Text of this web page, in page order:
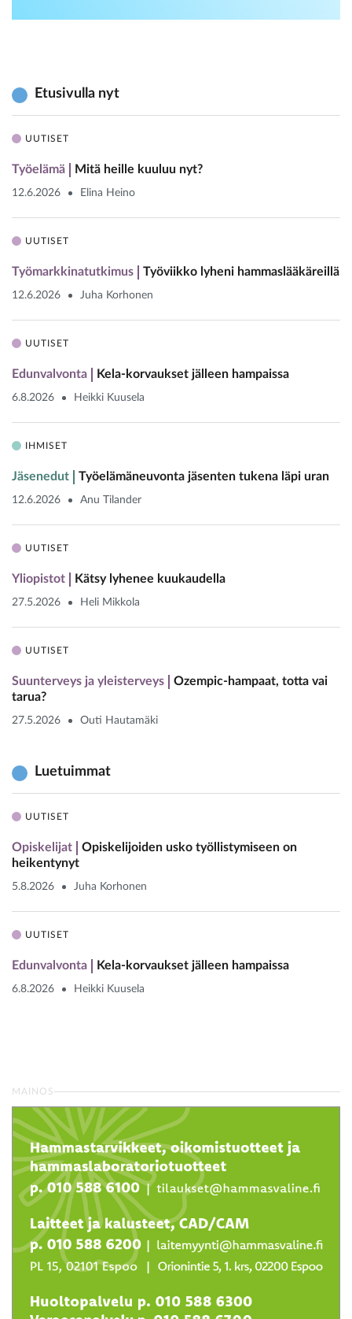
Etusivulla nyt
UUTISET
Työelämä Mitä heille kuuluu nyt?
12.6.2026 Elina Heino
UUTISET
Työmarkkinatutkimus Työviikko lyheni hammaslääkäreillä
12.6.2026 Juha Korhonen
UUTISET
Edunvalvonta Kela-korvaukset jälleen hampaissa
6.8.2026 Heikki Kuusela
IHMISET
Jäsenedut Työelämäneuvonta jäsenten tukena läpi uran
12.6.2026 Anu Tilander
UUTISET
Yliopistot Kätsy lyhenee kuukaudella
27.5.2026 Heli Mikkola
UUTISET
Suunterveys ja yleisterveys
Ozempic-hampaat, totta vai
tarua?
27.5.2026 Outi Hautamäki
Luetuimmat
UUTISET
Opiskelijat
Opiskelijoiden usko työllistymiseen on
heikentynyt
5.8.2026 Juha Korhonen
UUTISET
Edunvalvonta Kela-korvaukset jälleen hampaissa
6.8.2026 Heikki Kuusela
MAINOS